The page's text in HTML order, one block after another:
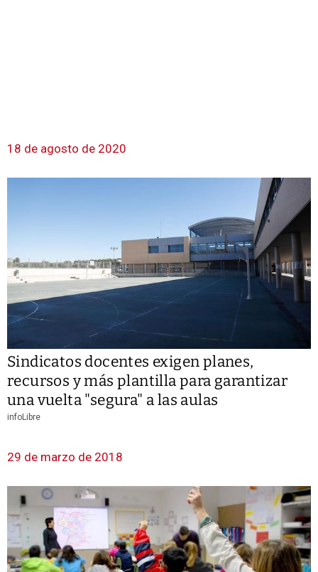
18 de agosto de 2020
Sindicatos docentes exigen planes,
recursos y más plantilla para garantizar
una vuelta "segura" a las aulas
infoLibre
29 de marzo de 2018